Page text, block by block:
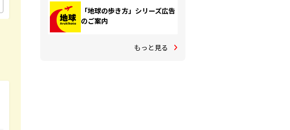
「地球の歩き方」シリーズ広告
のご案内
もっと見る